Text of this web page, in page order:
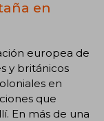
en
europea de
y británicos
en
que
En más de una